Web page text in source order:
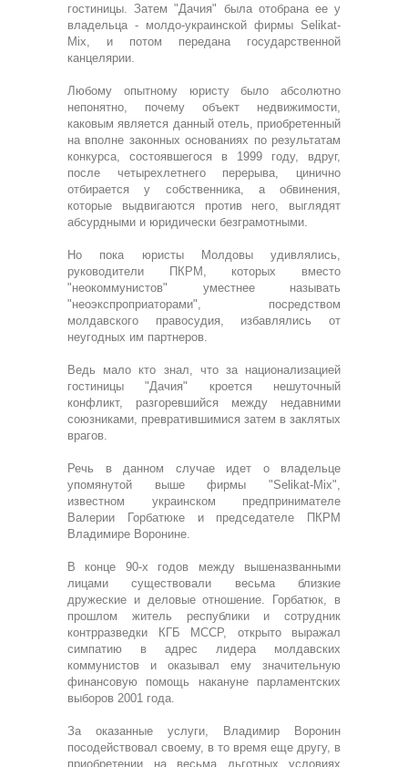
гостиницы. Затем "Дачия" была отобрана ее у
владельца - молдо-украинской фирмы Selikat-
Mix, и потом передана государственной
канцелярии.
Любому опытному юристу было абсолютно
непонятно, почему объект недвижимости,
каковым является данный отель, приобретенный
на вполне законных основаниях по результатам
конкурса, состоявшегося в 1999 году, вдруг,
после четырехлетнего перерыва, цинично
отбирается у собственника, а обвинения,
которые выдвигаются против него, выглядят
абсурдными и юридически безграмотными.
Но пока юристы Молдовы удивлялись,
руководители ПКРМ, которых вместо
"неокоммунистов" уместнее называть
"неоэкспроприаторами", посредством
молдавского правосудия, избавлялись от
неугодных им партнеров.
Ведь мало кто знал, что за национализацией
гостиницы "Дачия" кроется нешуточный
конфликт, разгоревшийся между недавними
союзниками, превратившимися затем в заклятых
врагов.
Речь в данном случае идет о владельце
упомянутой выше фирмы "Selikat-Mix",
известном украинском предпринимателе
Валерии Горбатюке и председателе ПКРМ
Владимире Воронине.
В конце 90-х годов между вышеназванными
лицами существовали весьма близкие
дружеские и деловые отношение. Горбатюк, в
прошлом житель республики и сотрудник
контрразведки КГБ МССР, открыто выражал
симпатию в адрес лидера молдавских
коммунистов и оказывал ему значительную
финансовую помощь накануне парламентских
выборов 2001 года.
За оказанные услуги, Владимир Воронин
посодействовал своему, в то время еще другу, в
приобретении на весьма льготных условиях